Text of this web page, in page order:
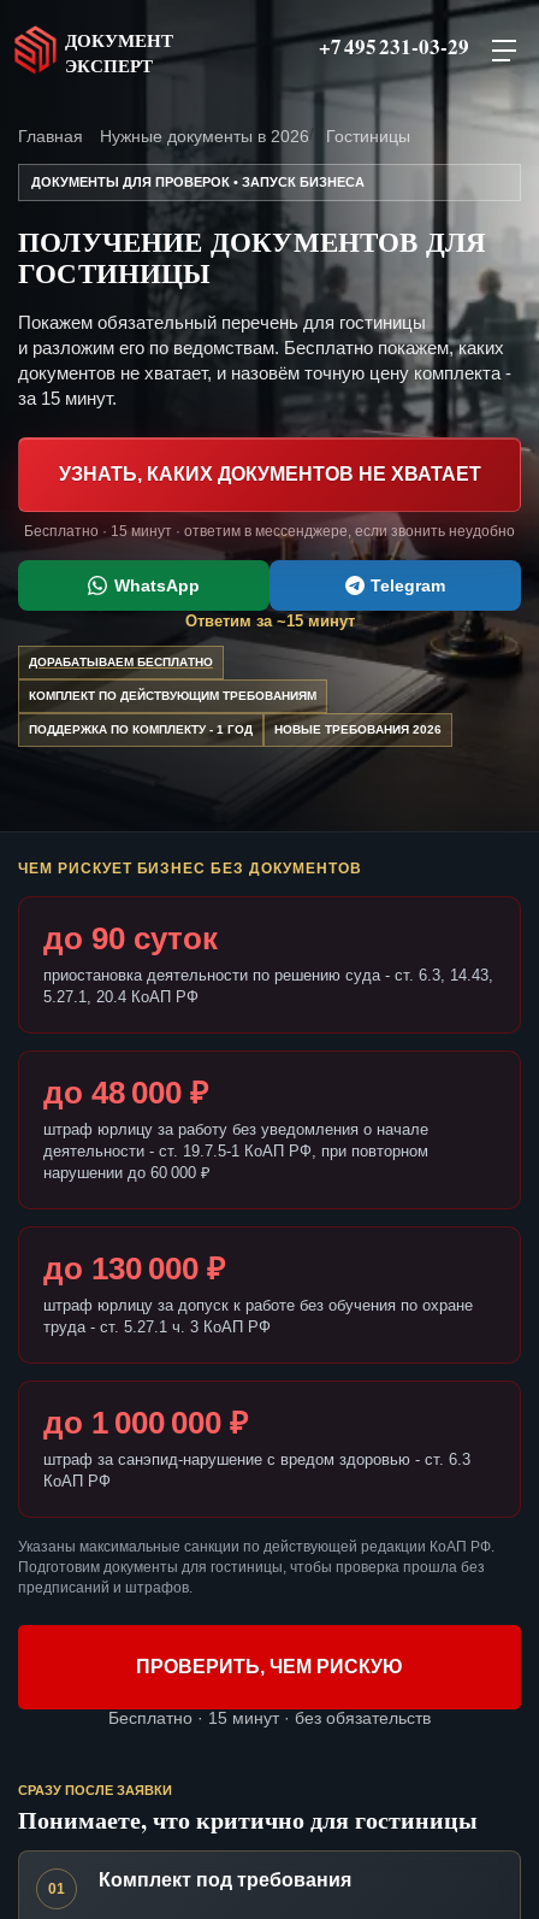
ДОКУМЕНТ
ЭКСПЕРТ
+7 495 231-03-29
Главная Нужные документы в 2026 Гостиницы
ДОКУМЕНТЫ ДЛЯ ПРОВЕРОК • ЗАПУСК БИЗНЕСА
ПОЛУЧЕНИЕ ДОКУМЕНТОВ ДЛЯ
ГОСТИНИЦЫ
Покажем обязательный перечень для гостиницы
и разложим его по ведомствам. Бесплатно покажем, каких
документов не хватает, и назовём точную цену комплекта -
за 15 минут.
УЗНАТЬ, КАКИХ ДОКУМЕНТОВ НЕ ХВАТАЕТ
Бесплатно · 15 минут · ответим в мессенджере, если звонить неудобно
WhatsApp Telegram
Ответим за ~15 минут
ДОРАБАТЫВАЕМ БЕСПЛАТНО
КОМПЛЕКТ ПО ДЕЙСТВУЮЩИМ ТРЕБОВАНИЯМ
ПОДДЕРЖКА ПО КОМПЛЕКТУ - 1 ГОД НОВЫЕ ТРЕБОВАНИЯ 2026
ЧЕМ РИСКУЕТ БИЗНЕС БЕЗ ДОКУМЕНТОВ
до 90 суток
приостановка деятельности по решению суда - ст. 6.3, 14.43,
5.27.1, 20.4 КоАП РФ
до 48 000 ₽
штраф юрлицу за работу без уведомления о начале
деятельности - ст. 19.7.5-1 КоАП РФ, при повторном
нарушении до 60 000 ₽
до 130 000 ₽
штраф юрлицу за допуск к работе без обучения по охране
труда - ст. 5.27.1 ч. 3 КоАП РФ
до 1 000 000 ₽
штраф за санэпид-нарушение с вредом здоровью - ст. 6.3
КоАП РФ
Указаны максимальные санкции по действующей редакции КоАП РФ.
Подготовим документы для гостиницы, чтобы проверка прошла без
предписаний и штрафов.
ПРОВЕРИТЬ, ЧЕМ РИСКУЮ
Бесплатно · 15 минут · без обязательств
СРАЗУ ПОСЛЕ ЗАЯВКИ
Понимаете, что критично для гостиницы
01 Комплект под требования